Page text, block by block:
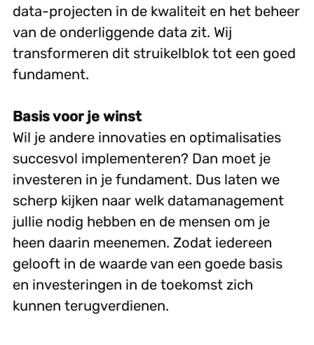
data-projecten in de kwaliteit en het beheer
van de onderliggende data zit. Wij
transformeren dit struikelblok tot een goed
fundament.
Basis voor je winst
Wil je andere innovaties en optimalisaties
succesvol implementeren? Dan moet je
investeren in je fundament. Dus laten we
scherp kijken naar welk datamanagement
jullie nodig hebben en de mensen om je
heen daarin meenemen. Zodat iedereen
gelooft in de waarde van een goede basis
en investeringen in de toekomst zich
kunnen terugverdienen.